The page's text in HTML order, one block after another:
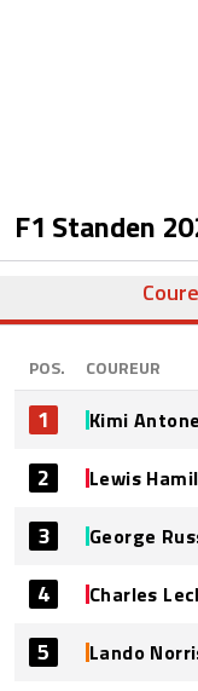
F1 Standen
POS. COUREUR
1 Kimi
2 Lewis
3 George
4 Charles
5 Lando